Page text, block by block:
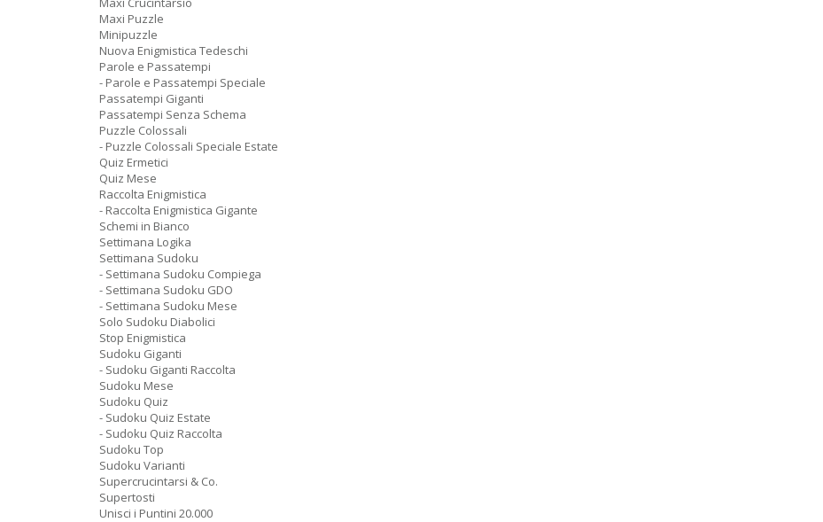
Maxi Puzzle
Minipuzzle
Nuova Enigmistica Tedeschi
Parole e Passatempi
- Parole e Passatempi Speciale
Passatempi Giganti
Passatempi Senza Schema
Puzzle Colossali
- Puzzle Colossali Speciale Estate
Quiz Ermetici
Quiz Mese
Raccolta Enigmistica
- Raccolta Enigmistica Gigante
Schemi in Bianco
Settimana Logika
Settimana Sudoku
- Settimana Sudoku Compiega
- Settimana Sudoku GDO
- Settimana Sudoku Mese
Solo Sudoku Diabolici
Stop Enigmistica
Sudoku Giganti
- Sudoku Giganti Raccolta
Sudoku Mese
Sudoku Quiz
- Sudoku Quiz Estate
- Sudoku Quiz Raccolta
Sudoku Top
Sudoku Varianti
Supercrucintarsi & Co.
Supertosti
Unisci i Puntini 20.000